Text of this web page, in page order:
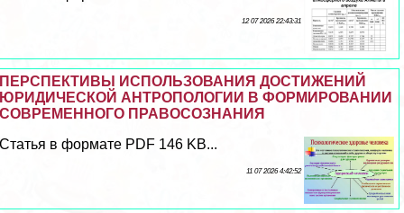
12 07 2026 22:43:31
ПЕРСПЕКТИВЫ ИСПОЛЬЗОВАНИЯ ДОСТИЖЕНИЙ
ЮРИДИЧЕСКОЙ АНТРОПОЛОГИИ В ФОРМИРОВАНИИ
СОВРЕМЕННОГО ПРАВОСОЗНАНИЯ
Статья в формате PDF 146 KB...
11 07 2026 4:42:52